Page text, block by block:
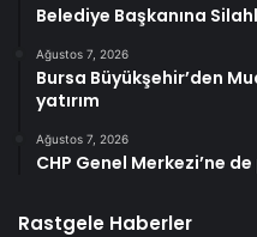
Belediye Başkanına
Ağustos 7, 2026
Bursa Büyükşehir’den
yatırım
Ağustos 7, 2026
CHP Genel Merkezi’ne
Rastgele Haberler